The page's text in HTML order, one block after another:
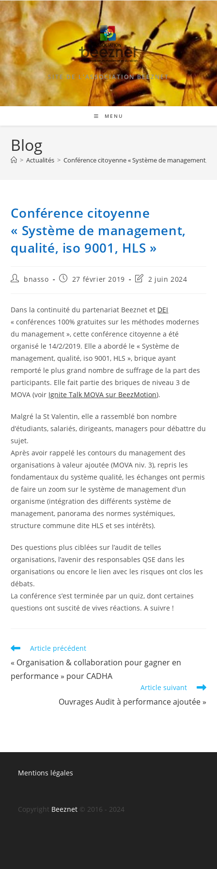
Skip
to
content
SITE DE L'ASSOCIATION BEEZNET
MENU
Blog
> Actualités > Conférence citoyenne « Système de management,
Conférence citoyenne
« Système de management,
qualité, iso 9001, HLS »
Auteur/autrice
publication :
bnasso
Publication
27 février 2019
Dernière
publication :
2 juin 2024
Dans la continuité du partenariat Beeznet et DEI
« conférences 100% gratuites sur les méthodes modernes
du management », cette conférence citoyenne a été
organisé le 14/2/2019. Elle a abordé le « Système de
management, qualité, iso 9001, HLS », brique ayant
remporté le plus grand nombre de suffrage de la part des
participants. Elle fait partie des briques de niveau 3 de
MOVA (voir Ignite Talk MOVA sur BeezMotion).
Malgré la St Valentin, elle a rassemblé bon nombre
d’étudiants, salariés, dirigeants, managers pour débattre du
sujet.
Après avoir rappelé les contours du management des
organisations à valeur ajoutée (MOVA niv. 3), repris les
fondamentaux du système qualité, les échanges ont permis
de faire un zoom sur le système de management d’un
organisme (intégration des différents système de
management, panorama des normes systémiques,
structure commune dite HLS et ses intérêts).
Des questions plus ciblées sur l’audit de telles
organisations, l’avenir des responsables QSE dans les
organisations ou encore le lien avec les risques ont clos les
débats.
La conférence s’est terminée par un quiz, dont certaines
questions ont suscité de vives réactions. A suivre !
Read
articles
Article précédent
« Organisation & collaboration pour gagner en
performance » pour CADHA
Article suivant
Ouvrages Audit à performance ajoutée »
Mentions légales
Copyright Beeznet © 2016 - 2024